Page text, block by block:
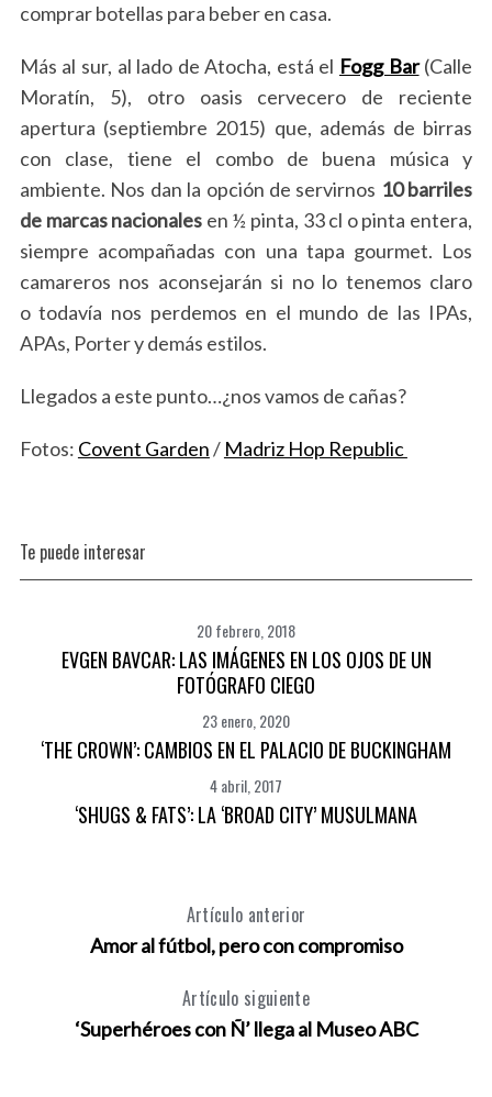
comprar botellas para beber en casa.
Más al sur, al lado de Atocha, está el Fogg Bar(Calle
Moratín, 5), otro oasis cervecero de reciente
apertura (septiembre 2015) que, además de birras
con clase, tiene el combo de buena música y
ambiente. Nos dan la opción de servirnos 10 barriles
de marcas nacionales en ½ pinta, 33 cl o pinta entera,
siempre acompañadas con una tapa gourmet. Los
camareros nos aconsejarán si no lo tenemos claro
o todavía nos perdemos en el mundo de las IPAs,
APAs, Porter y demás estilos.
Llegados a este punto…¿nos vamos de cañas?
Fotos: Covent Garden/ Madriz Hop Republic
Te puede interesar
20 febrero, 2018
EVGEN BAVCAR: LAS IMÁGENES EN LOS OJOS DE UN
FOTÓGRAFO CIEGO
23 enero, 2020
‘THE CROWN’: CAMBIOS EN EL PALACIO DE BUCKINGHAM
4 abril, 2017
‘SHUGS & FATS’: LA ‘BROAD CITY’ MUSULMANA
Artículo anterior
Amor al fútbol, pero con compromiso
Artículo siguiente
‘Superhéroes con Ñ’ llega al Museo ABC
S
c